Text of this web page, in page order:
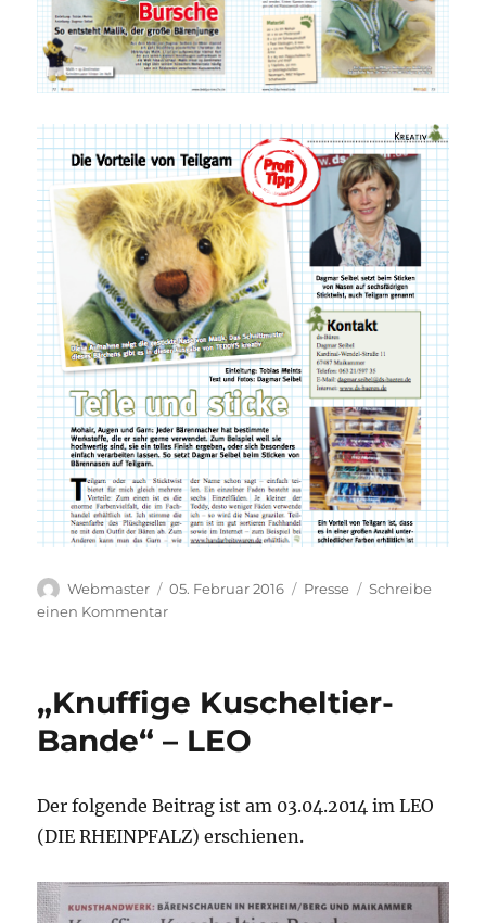
Autor
Webmaster
Veröffentlicht
05. Februar 2016 Kategorien
Presse
Schreibe
einen Kommentarzu
TEDDYS
„Knuffige Kuscheltier-
Bande“ – LEO
Der folgende Beitrag ist am 03.04.2014 im LEO
(DIE RHEINPFALZ) erschienen.